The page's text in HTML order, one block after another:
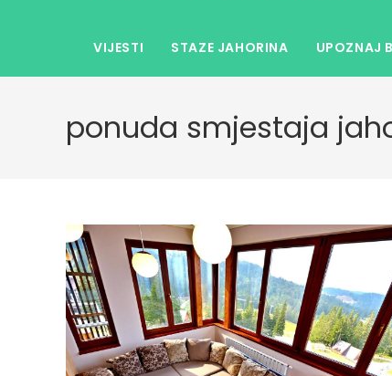
VIJESTI STAZE JAHORINA UPOZNAJ
ponuda smjestaja